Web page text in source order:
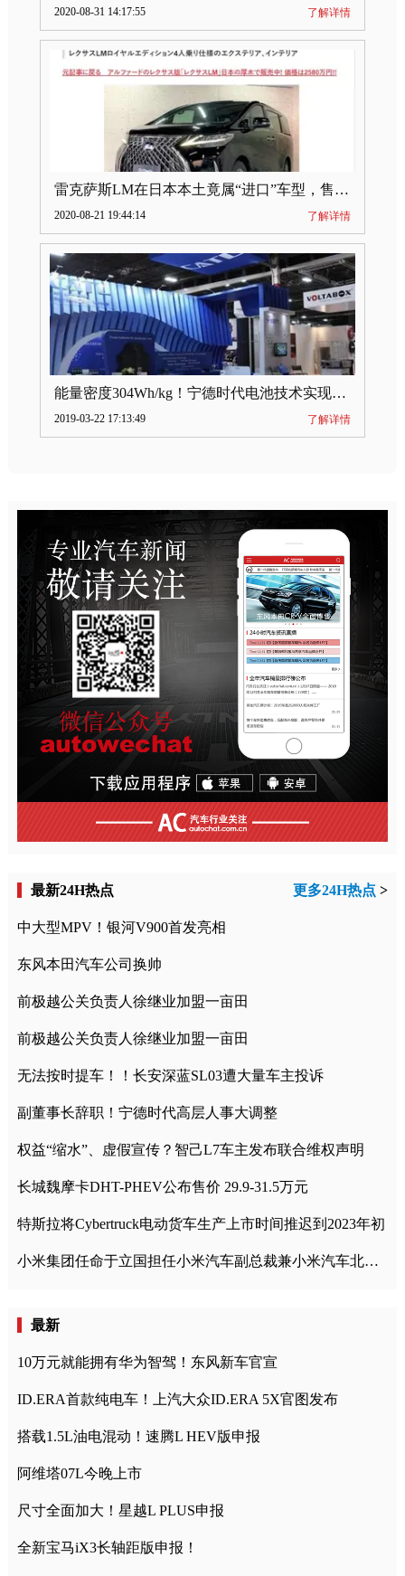
2020-08-31 14:17:55 了解详情
雷克萨斯LM在日本本土竟属“进口”车型，售价2580万日元
2020-08-21 19:44:14 了解详情
能量密度304Wh/kg！宁德时代电池技术实现突破
2019-03-22 17:13:49 了解详情
最新24H热点 更多24H热点 >
中大型MPV！银河V900首发亮相
东风本田汽车公司换帅
前极越公关负责人徐继业加盟一亩田
前极越公关负责人徐继业加盟一亩田
无法按时提车！！长安深蓝SL03遭大量车主投诉
副董事长辞职！宁德时代高层人事大调整
权益“缩水”、虚假宣传？智己L7车主发布联合维权声明
长城魏摩卡DHT-PHEV公布售价 29.9-31.5万元
特斯拉将Cybertruck电动货车生产上市时间推迟到2023年初
小米集团任命于立国担任小米汽车副总裁兼小米汽车北京总部政委
最新
10万元就能拥有华为智驾！东风新车官宣
ID.ERA首款纯电车！上汽大众ID.ERA 5X官图发布
搭载1.5L油电混动！速腾L HEV版申报
阿维塔07L今晚上市
尺寸全面加大！星越L PLUS申报
全新宝马iX3长轴距版申报！